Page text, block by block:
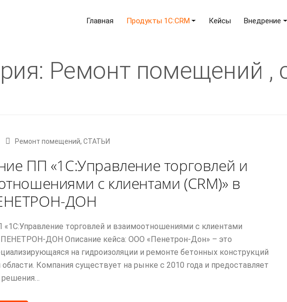
Главная Продукты 1C:CRM Кейсы Внедрение
Ремонт помещений ,
Ремонт помещений, СТАТЬИ
ПП «1С:Управление торговлей и
с клиентами (CRM)» в
ДОН
торговлей и взаимоотношениями с клиентами
ПЕНЕТРОН-ДОН Описание кейса: ООО «Пенетрон-Дон» – это
на гидроизоляции и ремонте бетонных конструкций
Компания существует на рынке с 2010 года и предоставляет